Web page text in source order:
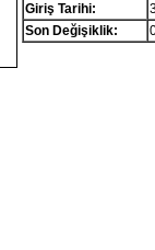
Giriş Tarihi:
Son Değişiklik: